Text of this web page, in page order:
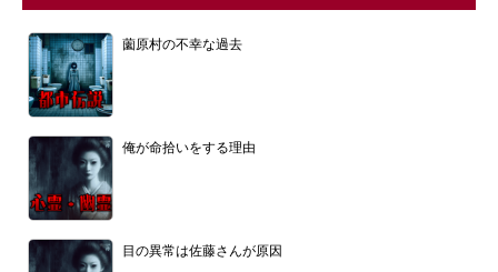
薗原村の不幸な過去
俺が命拾いをする理由
目の異常は佐藤さんが原因